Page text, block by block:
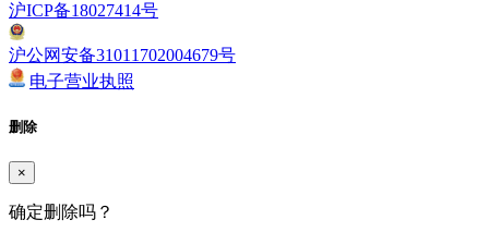
沪ICP备18027414号
沪公网安备31011702004679号
电子营业执照
删除
×
确定删除吗？